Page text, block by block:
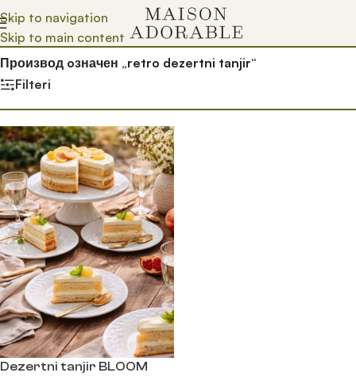
Skip to navigation
Skip to main content
Почетна/Prodavnica/
Производ oзначен „retro dezertni tanjir“
Filteri
Dezertni tanjir BLOOM